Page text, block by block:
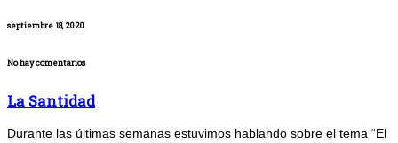
septiembre 18, 2020
No hay comentarios
La Santidad
Durante las últimas semanas estuvimos hablando sobre el tema “El